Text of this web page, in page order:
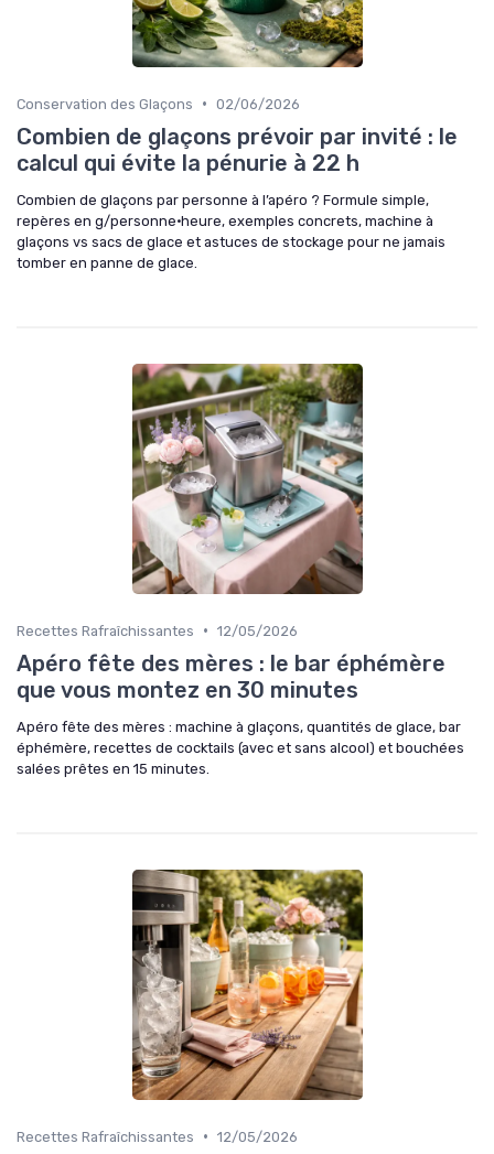
Conservation des Glaçons • 02/06/2026
Combien de glaçons prévoir par invité : le
calcul qui évite la pénurie à 22 h
Combien de glaçons par personne à l’apéro ? Formule simple,
repères en g/personne·heure, exemples concrets, machine à
glaçons vs sacs de glace et astuces de stockage pour ne jamais
tomber en panne de glace.
Recettes Rafraîchissantes • 12/05/2026
Apéro fête des mères : le bar éphémère
que vous montez en 30 minutes
Apéro fête des mères : machine à glaçons, quantités de glace, bar
éphémère, recettes de cocktails (avec et sans alcool) et bouchées
salées prêtes en 15 minutes.
Recettes Rafraîchissantes • 12/05/2026